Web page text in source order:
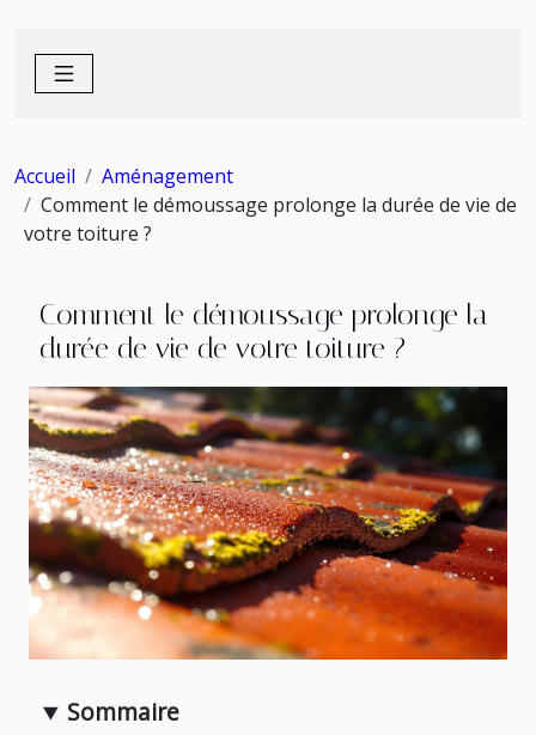
Accueil
Aménagement
Comment le démoussage prolonge la durée de vie de
votre toiture ?
Comment le démoussage prolonge la
durée de vie de votre toiture ?
Sommaire